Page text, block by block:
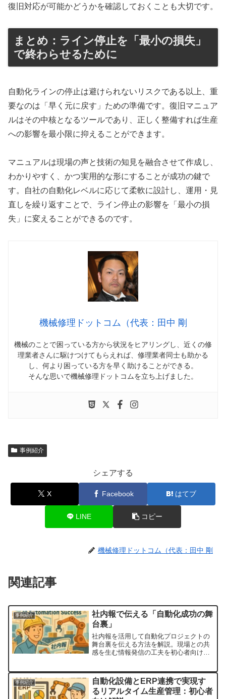
復旧対応が可能かどうかを確認しておくことも大切です。
まとめ：ライン停止を「最小の損失」
で終わらせるために
自動化ラインの停止は避けられないリスクである以上、重
要なのは「早く元に戻す」ための準備です。復旧マニュア
ルはその中核となるツールであり、正しく整備すれば生産
への影響を最小限に抑えることができます。
マニュアルは現場の声と技術の知見を融合させて作成し、
わかりやすく、かつ実用的な形にすることが成功の鍵で
す。自社の自動化レベルに応じて柔軟に設計し、運用・見
直しを繰り返すことで、ライン停止の影響を「最小の損
失」に変えることができるのです。
機械修理ドットコム（代表：田中 剛
機械のことで困っている方から状況をヒアリングし、近くの修
理業者さんに駆けつけてもらえれば、修理業者同士も助かる
し、何より困っている方を早く助けることができる。
そんな思いで機械修理ドットコムを立ち上げました。
事例紹介
シェアする
X Facebook はてブ
LINE コピー
機械修理ドットコム（代表：田中 剛
関連記事
事例紹介
社内報で伝える「自動化成功の舞
台裏」
社内報を活用して自動化プロジェクトの
舞台裏を伝える方法を解説。現場との共
感を生む情報発信の工夫を初心者向けに
事例紹介
自動化設備とERP連携で実現す
るリアルタイム生産管理：初心者